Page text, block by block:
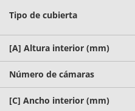
Tipo de cubierta
[A] Altura interior (mm)
Número de cámaras
[C] Ancho interior (mm)